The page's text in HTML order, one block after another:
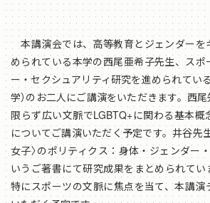
本講演会では、高等教育とジェンダーを
められている本学の西尾亜希子先生、ス
ー・セクシュアリティ研究を進められてい
学）のお二人にご講演をいただきます。西
限らず広い文脈でLGBTQ+に関わる基本
についてご講演いただく予定です。井谷先
女子〉のポリティクス：身体・ジェンダー
いうご著書にて研究成果をまとめられて
特にスポーツの文脈に焦点を当て、本講演